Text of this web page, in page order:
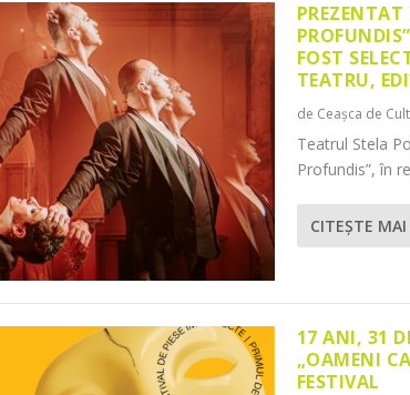
FOST
TEATRU,
de Ceașca de
Teatrul Stela
Profundis”, în
CITEŞTE
17 ANI, 31
„OAMENI
FESTIVAL